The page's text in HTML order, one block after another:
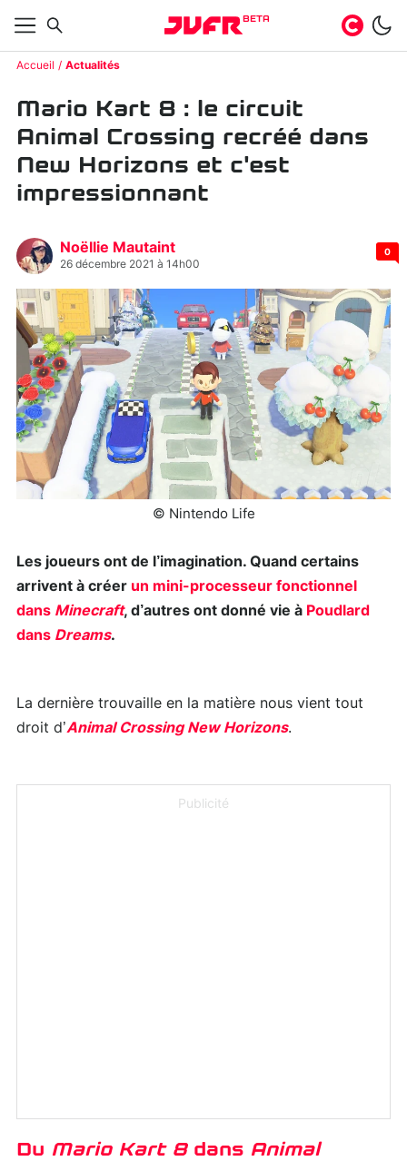
BETA
Accueil Actualités
Mario Kart 8 : le circuit
Animal Crossing recréé dans
New Horizons et c'est
impressionnant
Noëllie Mautaint
26 décembre 2021 à 14h00
0
© Nintendo Life
Les joueurs ont de l’imagination. Quand certains
arrivent à créer un mini-processeur fonctionnel
dans Minecraft, d’autres ont donné vie à Poudlard
dans Dreams.
La dernière trouvaille en la matière nous vient tout
droit d’Animal Crossing New Horizons.
Publicité
Du Mario Kart 8dans Animal